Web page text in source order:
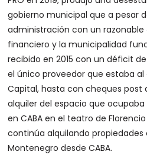
gobierno municipal que a pesar
administración con un
financiero y la municipalidad
recibido en 2015 con un déficit
el único proveedor que estaba al
Capital, hasta con cheques post
alquiler del espacio que ocupaba
en CABA en el teatro de
continúa alquilando
Montenegro desde CABA.